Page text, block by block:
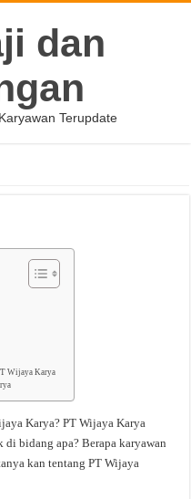
dan
Terupdate
Wijaya Karya
Karya? PT Wijaya Karya
di bidang apa? Berapa karyawan
kan tentang PT Wijaya